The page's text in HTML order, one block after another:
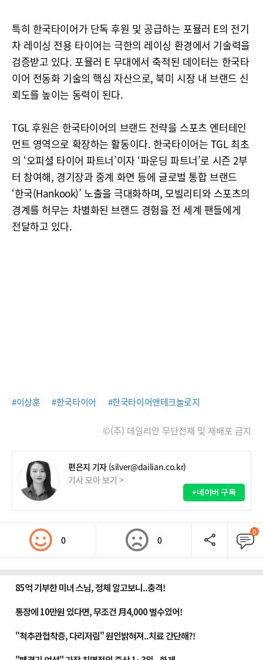
특히 한국타이어가 단독 후원 및 공급하는 포뮬러 E의 전기
차 레이싱 전용 타이어는 극한의 레이싱 환경에서 기술력을
검증받고 있다. 포뮬러 E 무대에서 축적된 데이터는 한국타
이어 전동화 기술의 핵심 자산으로, 북미 시장 내 브랜드 신
뢰도를 높이는 동력이 된다.
TGL 후원은 한국타이어의 브랜드 전략을 스포츠 엔터테인
먼트 영역으로 확장하는 활동이다. 한국타이어는 TGL 최초
의 ‘오피셜 타이어 파트너’이자 ‘파운딩 파트너’로 시즌 2부
터 참여해, 경기장과 중계 화면 등에 글로벌 통합 브랜드
‘한국(Hankook)’ 노출을 극대화하며, 모빌리티와 스포츠의
경계를 허무는 차별화된 브랜드 경험을 전 세계 팬들에게
전달하고 있다.
#이상훈 #한국타이어 #한국타이어앤테크놀로지
©(주) 데일리안 무단전재 및 재배포 금지
편은지 기자 (silver@dailian.co.kr)
기사 모아 보기 >
+네이버 구독
0 0
0